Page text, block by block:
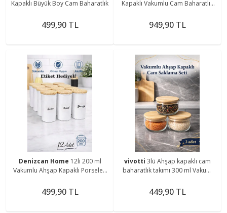
Kapaklı Büyük Boy Cam Baharatlık
499,90 TL
Kapaklı Vakumlu Cam Baharatlık
949,90 TL
Denizcan Home 12li 200 ml
Vakumlu Ahşap Kapaklı Porselen
Etiket Hediyeli
499,90 TL
vivotti 3lü Ahşap kapaklı cam
baharatlık takımı 300 ml Vakum
449,90 TL